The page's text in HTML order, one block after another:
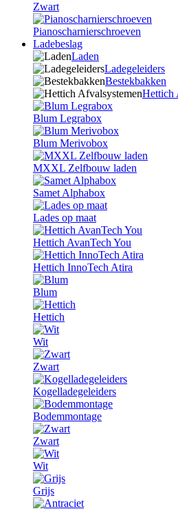
Zwart
Pianoscharnierschroeven
Ladebeslag
Laden
Ladegeleiders
Bestekbakken
Hettich
Blum Legrabox
Blum Merivobox
MXXL Zelfbouw laden
Samet Alphabox
Lades op maat
Hettich AvanTech You
Hettich InnoTech Atira
Blum
Hettich
Wit
Zwart
Kogelladegeleiders
Bodemmontage
Zwart
Wit
Grijs